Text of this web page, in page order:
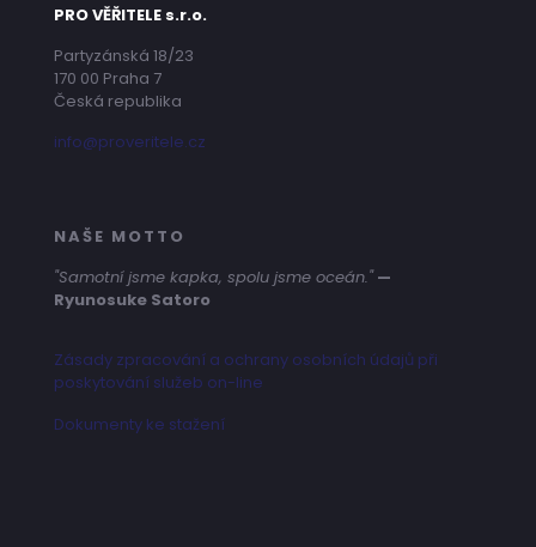
PRO VĚŘITELE s.r.o.
Partyzánská 18/23
170 00 Praha 7
Česká republika
info@proveritele.cz
NAŠE MOTTO
"Samotní jsme kapka, spolu jsme oceán." —
Ryunosuke Satoro
Zásady zpracování a ochrany osobních údajů při
poskytování služeb on-line
Dokumenty ke stažení